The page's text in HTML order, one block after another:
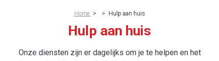
BreadcrumbHome > > Hulp aan huis
Hulp aan huis
Onze diensten zijn er dagelijks om je te helpen en het